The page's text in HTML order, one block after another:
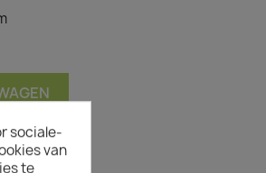
is 50.
sociale-
van
te